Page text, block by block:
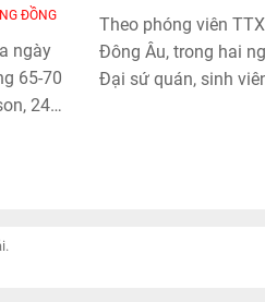
ĐỒNG
ngày
65-70
24
Theo phóng viên
Đông Âu, trong hai
Đại sứ quán, sinh